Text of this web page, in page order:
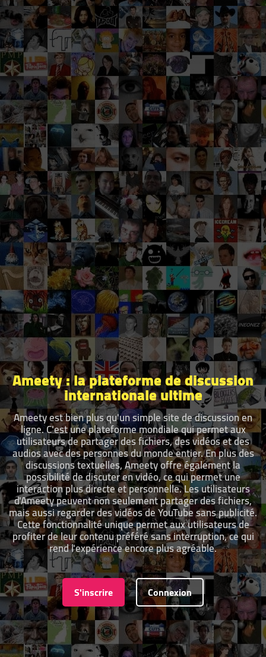
Ameety : la plateforme de discussion
internationale ultime
Ameety est bien plus qu'un simple site de discussion en
ligne. C'est une plateforme mondiale qui permet aux
utilisateurs de partager des fichiers, des vidéos et des
audios avec des personnes du monde entier. En plus des
discussions textuelles, Ameety offre également la
possibilité de discuter en vidéo, ce qui permet une
interaction plus directe et personnelle. Les utilisateurs
d'Ameety peuvent non seulement partager des fichiers,
mais aussi regarder des vidéos de YouTube sans publicité.
Cette fonctionnalité unique permet aux utilisateurs de
profiter de leur contenu préféré sans interruption, ce qui
rend l'expérience encore plus agréable.
S'inscrire Connexion